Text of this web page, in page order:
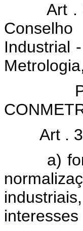
Art .
Industrial
Art .
a)